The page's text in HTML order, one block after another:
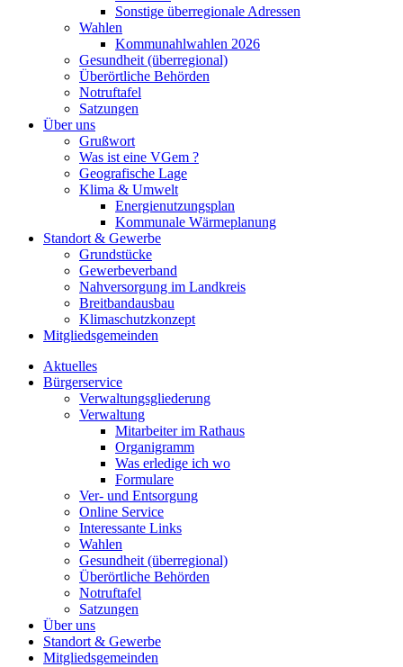
Sonstige überregionale Adressen
Wahlen
Kommunahlwahlen 2026
Gesundheit (überregional)
Überörtliche Behörden
Notruftafel
Satzungen
Über uns
Grußwort
Was ist eine VGem ?
Geografische Lage
Klima & Umwelt
Energienutzungsplan
Kommunale Wärmeplanung
Standort & Gewerbe
Grundstücke
Gewerbeverband
Nahversorgung im Landkreis
Breitbandausbau
Klimaschutzkonzept
Mitgliedsgemeinden
Aktuelles
Bürgerservice
Verwaltungsgliederung
Verwaltung
Mitarbeiter im Rathaus
Organigramm
Was erledige ich wo
Formulare
Ver- und Entsorgung
Online Service
Interessante Links
Wahlen
Gesundheit (überregional)
Überörtliche Behörden
Notruftafel
Satzungen
Über uns
Standort & Gewerbe
Mitgliedsgemeinden